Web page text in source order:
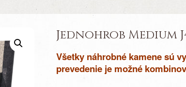
Jednohrob Medium
Všetky náhrobné kamene sú
prevedenie je možné